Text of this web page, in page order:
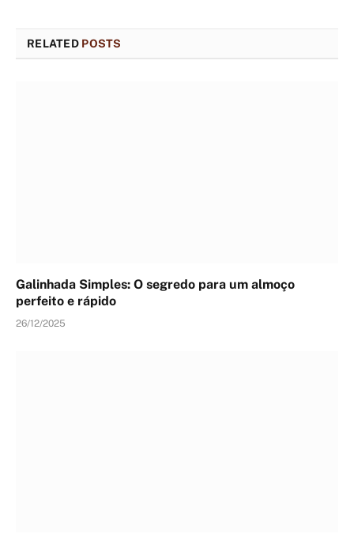
RELATED POSTS
Galinhada Simples: O segredo para um almoço
perfeito e rápido
26/12/2025